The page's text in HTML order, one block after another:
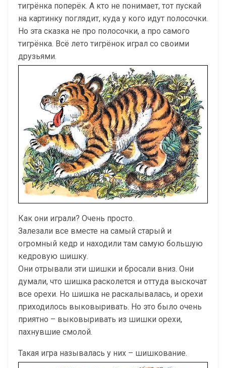
тигрёнка поперёк. А кто не понимает, тот пускай
на картинку поглядит, куда у кого идут полосочки.
Но эта сказка не про полосочки, а про самого
тигрёнка. Всё лето тигрёнок играл со своими
друзьями.
Как они играли? Очень просто.
Залезали все вместе на самый старый и
огромный кедр и находили там самую большую
кедровую шишку.
Они отрывали эти шишки и бросали вниз. Они
думали, что шишка расколется и оттуда выскочат
все орехи. Но шишка не раскалывалась, и орехи
приходилось выковыривать. Но это было очень
приятно – выковыривать из шишки орехи,
пахнувшие смолой.
Такая игра называлась у них – шишкование.